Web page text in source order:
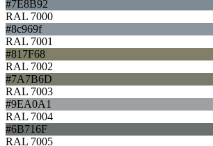
#7E8B92
RAL 7000
#8c969f
RAL 7001
#817F68
RAL 7002
#7A7B6D
RAL 7003
#9EA0A1
RAL 7004
#6B716F
RAL 7005